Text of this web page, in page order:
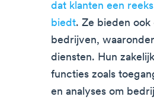
dat klanten een
biedt. Ze bieden
bedrijven,
diensten. Hun
functies zoals
en analyses om